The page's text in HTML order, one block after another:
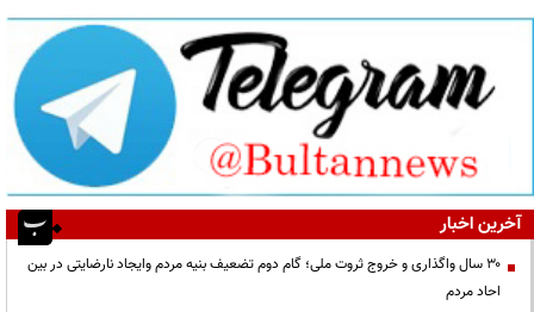
آخرین اخبار
۳۰ سال واگذاری و خروج ثروت ملی؛ گام دوم تضعیف بنیه مردم وایجاد نارضایتی در بین
احاد مردم